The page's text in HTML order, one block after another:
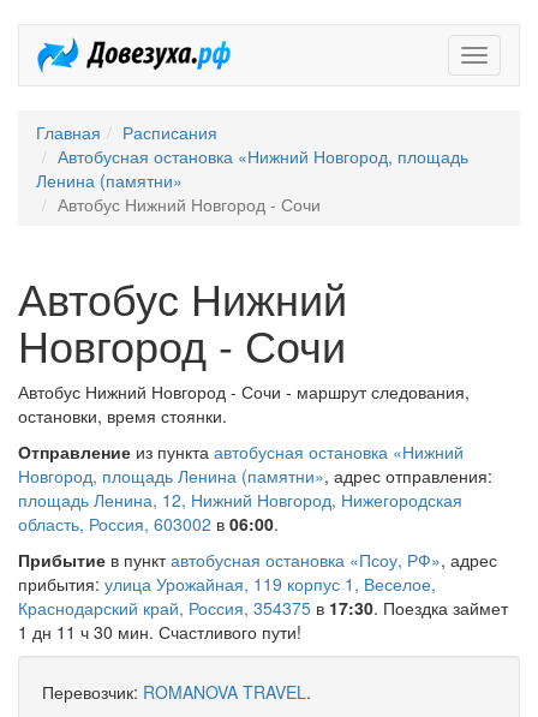
Главная
Расписания
Автобусная остановка «Нижний Новгород, площадь
Ленина (памятни»
Автобус Нижний Новгород - Сочи
Автобус Нижний
Новгород - Сочи
Автобус Нижний Новгород - Сочи - маршрут следования,
остановки, время стоянки.
Отправление из пункта автобусная остановка «Нижний
Новгород, площадь Ленина (памятни», адрес отправления:
площадь Ленина, 12, Нижний Новгород, Нижегородская
область, Россия, 603002 в 06:00.
Прибытие в пунктавтобусная остановка «Псоу, РФ», адрес
прибытия: улица Урожайная, 119 корпус 1, Веселое,
Краснодарский край, Россия, 354375 в 17:30. Поездка займет
1 дн 11 ч 30 мин. Счастливого пути!
Перевозчик: ROMANOVA TRAVEL.